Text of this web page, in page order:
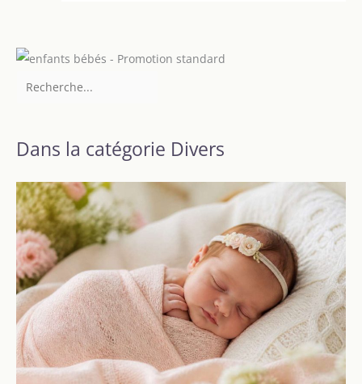
Dans la catégorie Divers